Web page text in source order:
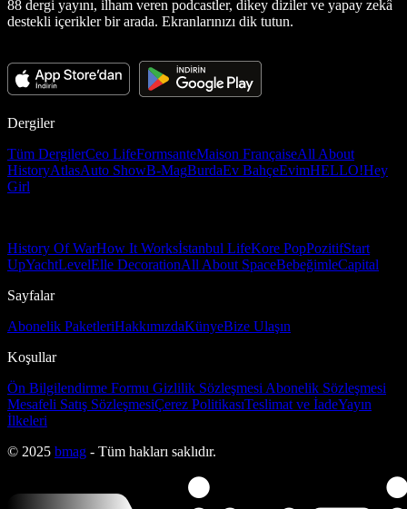
88 dergi yayını, ilham veren podcastler, dikey diziler ve yapay zekâ
destekli içerikler bir arada. Ekranlarınızı dik tutun.
Dergiler
Tüm DergilerCeo LifeFormsanteMaison FrançaiseAll About
HistoryAtlasAuto ShowB-MagBurdaEv BahçeEvimHELLO!Hey
Girl
History Of WarHow It Worksİstanbul LifeKore PopPozitifStart
UpYachtLevelElle DecorationAll About SpaceBebeğimleCapital
Sayfalar
Abonelik PaketleriHakkımızdaKünyeBize Ulaşın
Koşullar
Ön Bilgilendirme Formu Gizlilik Sözleşmesi Abonelik Sözleşmesi
Mesafeli Satış SözleşmesiÇerez PolitikasıTeslimat ve İadeYayın
İlkeleri
© 2025 bmag - Tüm hakları saklıdır.